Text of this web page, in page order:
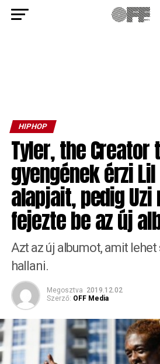
HIPHOP
Tyler, the Creator
gyengének érzi
alapjait, pedig
fejezte be az új
Azt az új albumot, amit
hallani.
Megosztva 2019.12.02
Szerző: OFF Media